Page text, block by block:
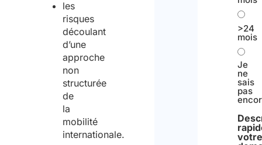
les
risques
découlant
d’une
approche
non
structurée
de
la
mobilité
internationale.
>24
mois
Je
ne
sais
pas
votre